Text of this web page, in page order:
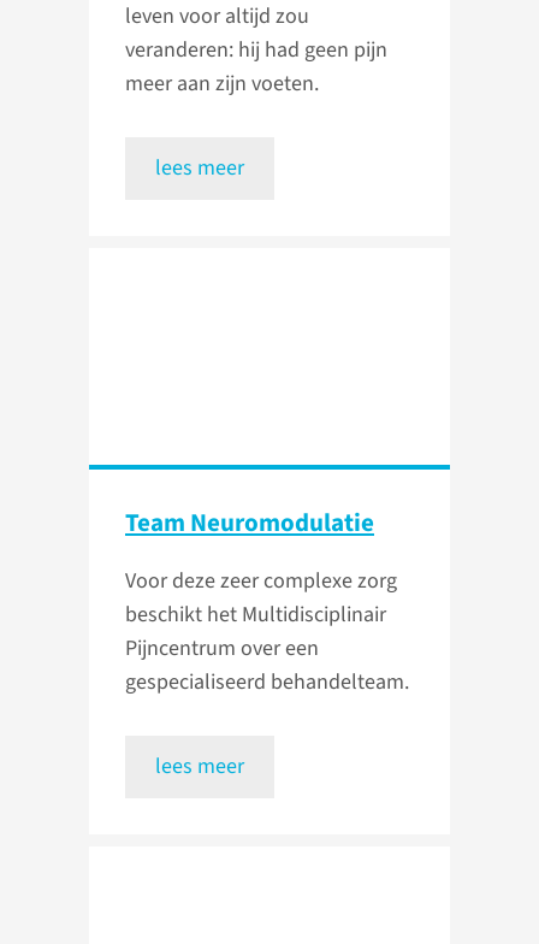
leven voor altijd zou
veranderen: hij had geen pijn
meer aan zijn voeten.
lees meer
Team Neuromodulatie
Voor deze zeer complexe zorg
beschikt het Multidisciplinair
Pijncentrum over een
gespecialiseerd behandelteam.
lees meer